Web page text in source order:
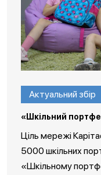
Актуальний збір
«Шкільний
Ціль мережі
5000 шкільних
«Шкільному